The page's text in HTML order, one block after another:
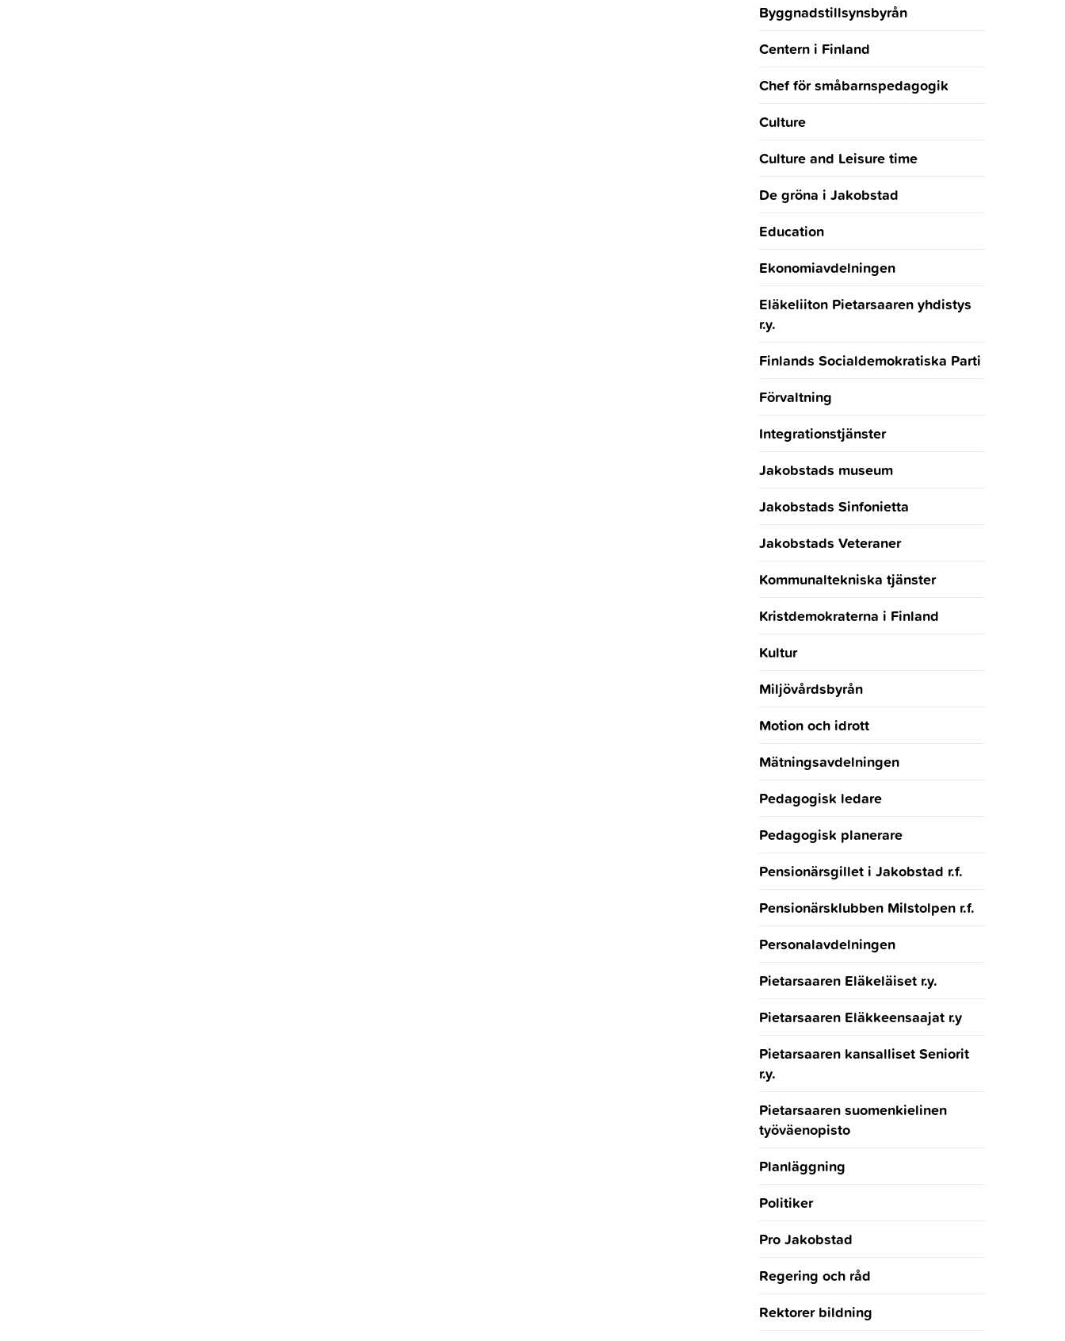
Byggnadstillsynsbyrån
Centern i Finland
Chef för småbarnspedagogik
Culture
Culture and Leisure time
De gröna i Jakobstad
Education
Ekonomiavdelningen
Eläkeliiton Pietarsaaren yhdistys
r.y.
Finlands Socialdemokratiska Parti
Förvaltning
Integrationstjänster
Jakobstads museum
Jakobstads Sinfonietta
Jakobstads Veteraner
Kommunaltekniska tjänster
Kristdemokraterna i Finland
Kultur
Miljövårdsbyrån
Motion och idrott
Mätningsavdelningen
Pedagogisk ledare
Pedagogisk planerare
Pensionärsgillet i Jakobstad r.f.
Pensionärsklubben Milstolpen r.f.
Personalavdelningen
Pietarsaaren Eläkeläiset r.y.
Pietarsaaren Eläkkeensaajat r.y
Pietarsaaren kansalliset Seniorit
r.y.
Pietarsaaren suomenkielinen
työväenopisto
Planläggning
Politiker
Pro Jakobstad
Regering och råd
Rektorer bildning